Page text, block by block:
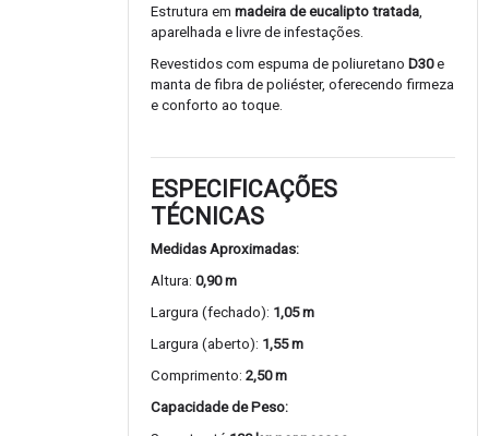
Estrutura em madeira de eucalipto tratada,
aparelhada e livre de infestações.
Revestidos com espuma de poliuretano D30e
manta de fibra de poliéster, oferecendo firmeza
e conforto ao toque.
ESPECIFICAÇÕES
TÉCNICAS
Medidas Aproximadas:
Altura: 0,90 m
Largura (fechado): 1,05 m
Largura (aberto): 1,55 m
Comprimento: 2,50 m
Capacidade de Peso: